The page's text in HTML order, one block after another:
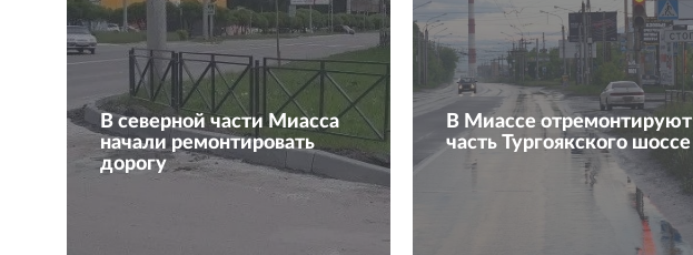
В северной части Миасса
начали ремонтировать
дорогу
В Миассе отремонтируют
часть Тургоякского шоссе